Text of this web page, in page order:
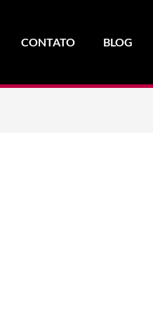
CONTATO BLOG